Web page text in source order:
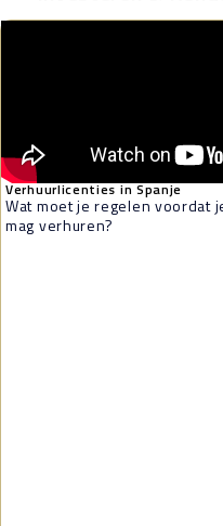
Verhuurlicenties in Spanje
Wat moet je regelen voordat
mag verhuren?